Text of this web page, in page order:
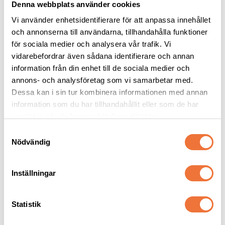
Denna webbplats använder cookies
Vi använder enhetsidentifierare för att anpassa innehållet
och annonserna till användarna, tillhandahålla funktioner
för sociala medier och analysera vår trafik. Vi
vidarebefordrar även sådana identifierare och annan
information från din enhet till de sociala medier och
annons- och analysföretag som vi samarbetar med.
Dessa kan i sin tur kombinera informationen med annan
information som du har tillhandahållit eller som de har
Nödvändig
Inställningar
Statistik
Show Tech Kam med
trähandtag 18 cm - fin
58 tänder. För eliminering av underull, tovutredning och vanlig kamning
239kr
distanskam för
klippmaskin - lämnar
299 kr
Senaste besökta produkter